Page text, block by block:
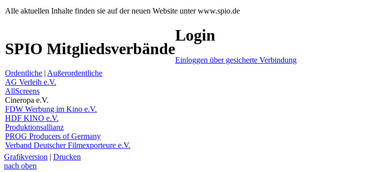
Alle aktuellen Inhalte finden sie auf der neuen Website unter www.spio.de
SPIO Mitgliedsverbände
Ordentliche | Außerordentliche
AG Verleih e.V.
AllScreens
Cineropa e.V.
FDW Werbung im Kino e.V.
HDF KINO e.V.
Produktionsallianz
PROG Producers of Germany
Verband Deutscher Filmexporteure e.V.
Login
Einloggen über gesicherte Verbindung
Grafikversion | Drucken
nach oben